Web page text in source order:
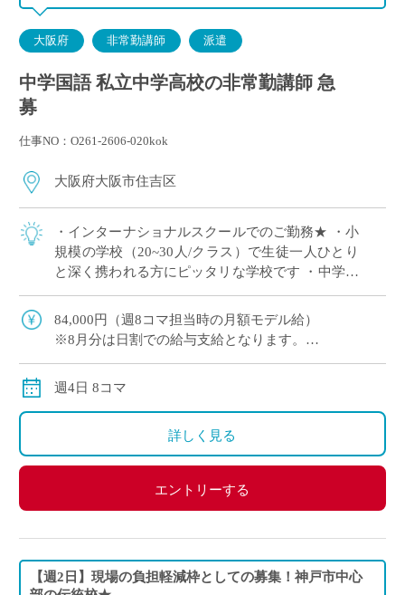
大阪府 非常勤講師 派遣
中学国語 私立中学高校の非常勤講師 急
募
仕事NO：O261-2606-020kok
大阪府大阪市住吉区
・インターナショナルスクールでのご勤務★ ・小
規模の学校（20~30人/クラス）で生徒一人ひとり
と深く携われる方にピッタリな学校です ・中学生
・イースタッフより4月開始の先 […]
84,000円（週8コマ担当時の月額モデル給）
※8月分は日割での給与支給となります。
週4日 8コマ
詳しく見る
エントリーする
【週2日】現場の負担軽減枠としての募集！神戸市中心